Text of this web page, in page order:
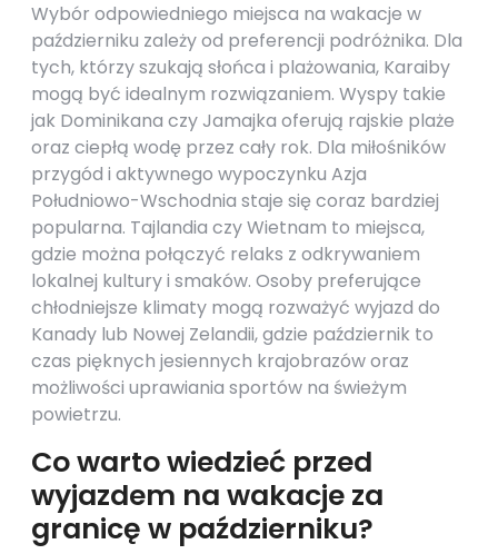
Wybór odpowiedniego miejsca na wakacje w
październiku zależy od preferencji podróżnika. Dla
tych, którzy szukają słońca i plażowania, Karaiby
mogą być idealnym rozwiązaniem. Wyspy takie
jak Dominikana czy Jamajka oferują rajskie plaże
oraz ciepłą wodę przez cały rok. Dla miłośników
przygód i aktywnego wypoczynku Azja
Południowo-Wschodnia staje się coraz bardziej
popularna. Tajlandia czy Wietnam to miejsca,
gdzie można połączyć relaks z odkrywaniem
lokalnej kultury i smaków. Osoby preferujące
chłodniejsze klimaty mogą rozważyć wyjazd do
Kanady lub Nowej Zelandii, gdzie październik to
czas pięknych jesiennych krajobrazów oraz
możliwości uprawiania sportów na świeżym
powietrzu.
Co warto wiedzieć przed
wyjazdem na wakacje za
granicę w październiku?